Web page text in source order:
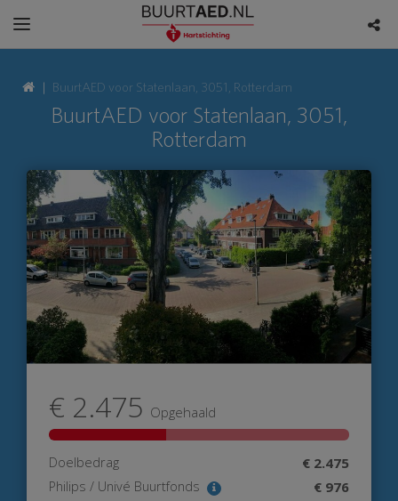
BuurtAED voor Statenlaan, 3051, Rotterdam
BuurtAED voor Statenlaan, 3051,
Rotterdam
€ 2.475 Opgehaald
Doelbedrag € 2.475
Philips / Univé Buurtfonds € 976